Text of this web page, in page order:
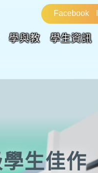
Facebook
學與教 學生資訊
生佳作